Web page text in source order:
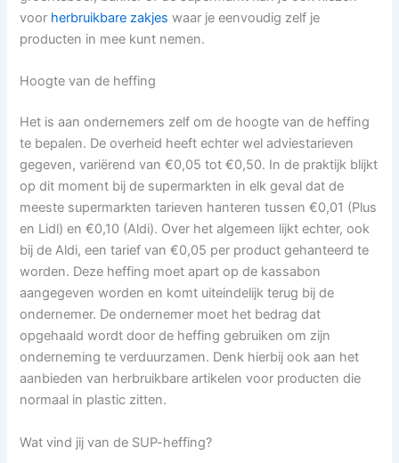
voor herbruikbare zakjes waar je eenvoudig zelf je
producten in mee kunt nemen.
Hoogte van de heffing
Het is aan ondernemers zelf om de hoogte van de heffing
te bepalen. De overheid heeft echter wel adviestarieven
gegeven, variërend van €0,05 tot €0,50. In de praktijk blijkt
op dit moment bij de supermarkten in elk geval dat de
meeste supermarkten tarieven hanteren tussen €0,01 (Plus
en Lidl) en €0,10 (Aldi). Over het algemeen lijkt echter, ook
bij de Aldi, een tarief van €0,05 per product gehanteerd te
worden. Deze heffing moet apart op de kassabon
aangegeven worden en komt uiteindelijk terug bij de
ondernemer. De ondernemer moet het bedrag dat
opgehaald wordt door de heffing gebruiken om zijn
onderneming te verduurzamen. Denk hierbij ook aan het
aanbieden van herbruikbare artikelen voor producten die
normaal in plastic zitten.
Wat vind jij van de SUP-heffing?